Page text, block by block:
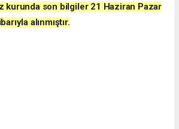
kurunda son bilgiler 21 Haziran Pazar
alınmıştır.